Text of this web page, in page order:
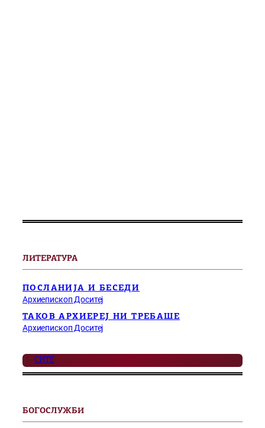
ЛИТЕРАТУРА
ПОСЛАНИЈА И БЕСЕДИ
Архиепископ Доситеј
ТАКОВ АРХИЕРЕЈ НИ ТРЕБАШЕ
Архиепископ Доситеј
СИТЕ
БОГОСЛУЖБИ